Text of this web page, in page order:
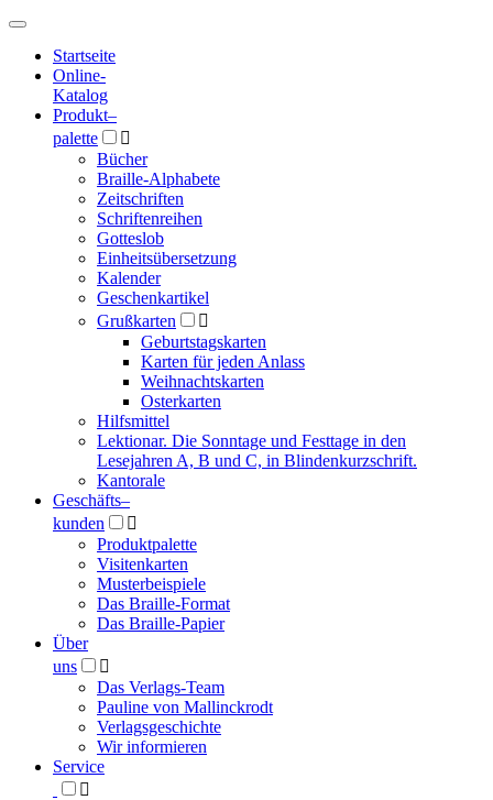
Hauptmenü
Hauptmenü
Startseite
Online-
Katalog
Produkt–
palette

Bücher
Braille-Alphabete
Zeitschriften
Schriftenreihen
Gotteslob
Einheitsübersetzung
Kalender
Geschenkartikel
Grußkarten

Geburtstagskarten
Karten für jeden Anlass
Weihnachtskarten
Osterkarten
Hilfsmittel
Lektionar. Die Sonntage und Festtage in den
Lesejahren A, B und C, in Blindenkurzschrift.
Kantorale
Geschäfts­–
kunden

Produktpalette
Visitenkarten
Musterbeispiele
Das Braille-Format
Das Braille-Papier
Über
uns

Das Verlags-Team
Pauline von Mallinckrodt
Verlagsgeschichte
Wir informieren
Service
